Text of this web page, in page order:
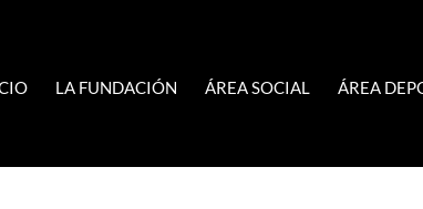
LA FUNDACIÓN ÁREA SOCIAL ÁREA